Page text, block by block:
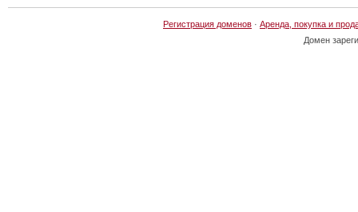
Регистрация доменов · Аренда, покупка и
Домен